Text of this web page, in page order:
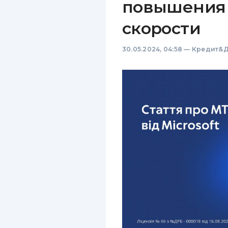
повышения
скорости
30.05.2024, 04:58 —